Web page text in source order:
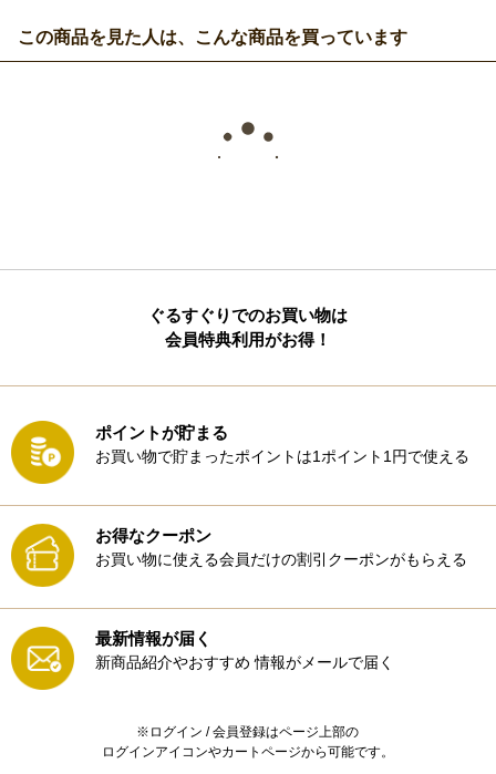
この商品を見た人は、こんな商品を買っています
ぐるすぐりでのお買い物は
会員特典利用がお得！
ポイントが貯まる
お買い物で貯まったポイントは1ポイント1円で使える
お得なクーポン
お買い物に使える会員だけの割引クーポンがもらえる
最新情報が届く
新商品紹介やおすすめ 情報がメールで届く
※ログイン / 会員登録はページ上部の
ログインアイコンやカートページから可能です。